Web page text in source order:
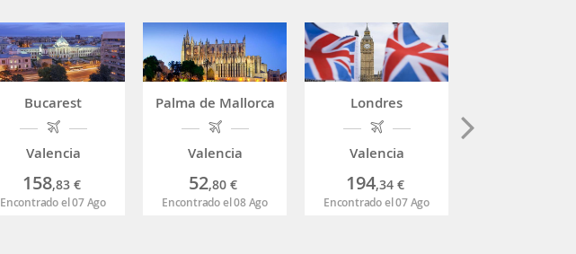
Bucarest
Valencia
158,83 €
Encontrado el 07 Ago
Palma de Mallorca
Valencia
52,80 €
Encontrado el 08 Ago
Londres
Valencia
194,34 €
Encontrado el 07 Ago